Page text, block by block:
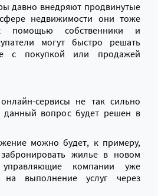
давно внедряют продвинутые
недвижимости они тоже
помощью собственники и
и могут быстро решать
с покупкой или продажей
сервисы не так сильно
данный вопрос будет решен в
можно будет, к примеру,
жилье в новом
компании уже
на выполнение услуг через